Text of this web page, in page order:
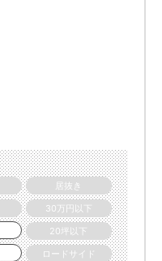
居抜き
30万円以下
20坪以下
ロードサイド